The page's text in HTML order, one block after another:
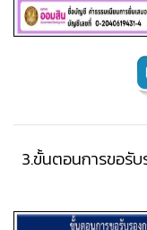
3.ขั้นตอนการขอรั